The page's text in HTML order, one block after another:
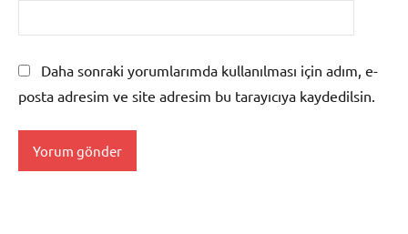
Daha sonraki yorumlarımda kullanılması için adım, e-
posta adresim ve site adresim bu tarayıcıya kaydedilsin.